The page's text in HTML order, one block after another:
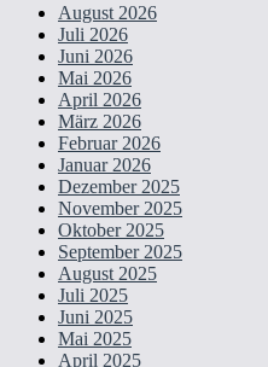
August 2026
Juli 2026
Juni 2026
Mai 2026
April 2026
März 2026
Februar 2026
Januar 2026
Dezember 2025
November 2025
Oktober 2025
September 2025
August 2025
Juli 2025
Juni 2025
Mai 2025
April 2025